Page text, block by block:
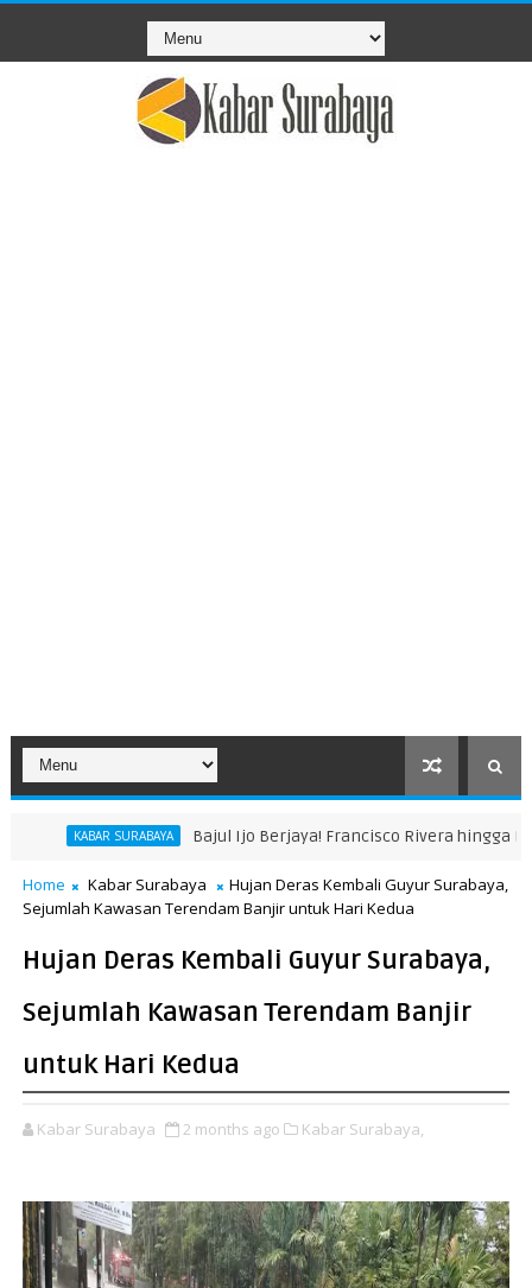
KABAR SURABAYA Bajul Ijo Berjaya! Francisco Rivera hingga Bonek
Home Kabar Surabaya
Hujan Deras Kembali Guyur Surabaya,
Sejumlah Kawasan Terendam Banjir untuk Hari Kedua
Hujan Deras Kembali Guyur Surabaya,
Sejumlah Kawasan Terendam Banjir
untuk Hari Kedua
Kabar Surabaya 2 months ago Kabar Surabaya,